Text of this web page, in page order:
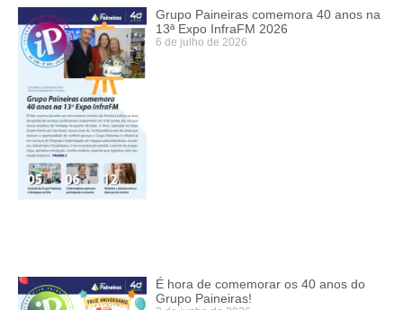
Grupo Paineiras comemora 40 anos na
13ª Expo InfraFM 2026
6 de julho de 2026
É hora de comemorar os 40 anos do
Grupo Paineiras!